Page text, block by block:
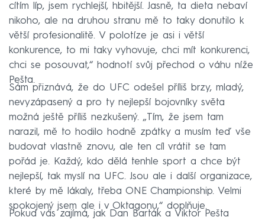
cítím líp, jsem rychlejší, hbitější. Jasně, ta dieta nebaví
nikoho, ale na druhou stranu mě to taky donutilo k
větší profesionalitě. V polotíze je asi i větší
konkurence, to mi taky vyhovuje, chci mít konkurenci,
chci se posouvat,“ hodnotí svůj přechod o váhu níže
Pešta.
Sám přiznává, že do UFC odešel příliš brzy, mladý,
nevyzápasený a pro ty nejlepší bojovníky světa
možná ještě příliš nezkušený. „Tím, že jsem tam
narazil, mě to hodilo hodně zpátky a musím teď vše
budovat vlastně znovu, ale ten cíl vrátit se tam
pořád je. Každý, kdo dělá tenhle sport a chce být
nejlepší, tak myslí na UFC. Jsou ale i další organizace,
které by mě lákaly, třeba ONE Championship. Velmi
spokojený jsem ale i v Oktagonu,“ doplňuje.
Pokud vás zajímá, jak Dan Barták a Viktor Pešta